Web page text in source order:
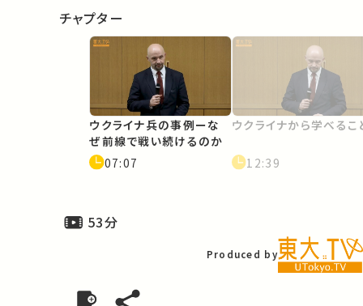
チャプター
ウクライナ兵の事例ーな
ぜ前線で戦い続けるのか
07:07
ウクライナから学べるこ
12:39
53分
Produced by